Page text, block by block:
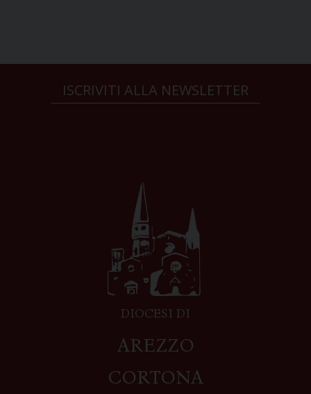
ISCRIVITI ALLA NEWSLETTER
DIOCESI DI
AREZZO
CORTONA